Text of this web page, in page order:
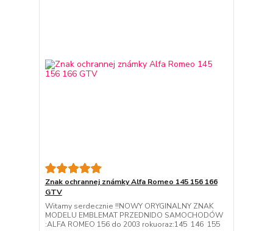
Znak ochrannej známky Alfa Romeo 145 156 166
GTV
Witamy serdecznie !!NOWY ORYGINALNY ZNAK
MODELU EMBLEMAT PRZEDNIDO SAMOCHODÓW
:ALFA ROMEO 156 do 2003 rokuoraz:145 146 155